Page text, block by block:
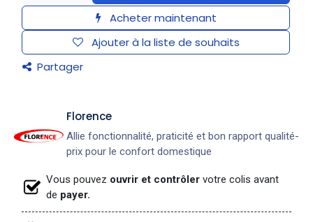
Acheter maintenant
Ajouter à la liste de souhaits
Partager
​Florence
Allie fonctionnalité, praticité et bon rapport qualité-
prix pour le confort domestique
Vous pouvez ouvrir et contrôler votre colis avant
de payer.